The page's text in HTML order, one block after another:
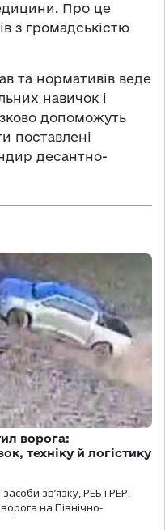
Про це
з громадськістю
та нормативів веде
навичок і
допоможуть
поставлені
десантно-
ворога:
техніку й логістику
зв’язку, РЕБ і РЕР,
на Північно-